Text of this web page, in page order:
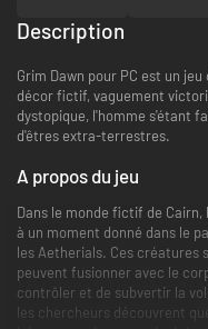
Description
Grim Dawn pour PC est un
décor fictif, vaguement
dystopique, l'homme s'étant
d'êtres extra-terrestres.
A propos du jeu
Dans le monde fictif de
à un moment donné dans le
les Aetherials. Ces créatures
peuvent fusionner avec le
contrôler et de subvertir la
les chercheurs découvrent